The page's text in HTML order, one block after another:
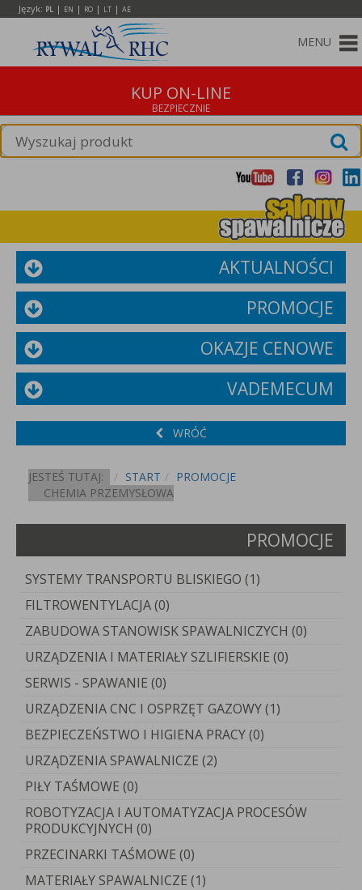
Język: PL | EN | RO | LT | AE
MENU
KUP ON-LINE
AKTUALNOŚCI
PROMOCJE
OKAZJE CENOWE
VADEMECUM
WRÓĆ
JESTEŚ TUTAJ: START
PROMOCJE
CHEMIA PRZEMYSŁOWA
PROMOCJE
SYSTEMY TRANSPORTU BLISKIEGO (1)
FILTROWENTYLACJA (0)
ZABUDOWA STANOWISK SPAWALNICZYCH (0)
URZĄDZENIA I MATERIAŁY SZLIFIERSKIE (0)
SERWIS - SPAWANIE (0)
URZĄDZENIA CNC I OSPRZĘT GAZOWY (1)
BEZPIECZEŃSTWO I HIGIENA PRACY (0)
URZĄDZENIA SPAWALNICZE (2)
PIŁY TAŚMOWE (0)
ROBOTYZACJA I AUTOMATYZACJA PROCESÓW
PRODUKCYJNYCH (0)
PRZECINARKI TAŚMOWE (0)
MATERIAŁY SPAWALNICZE (1)